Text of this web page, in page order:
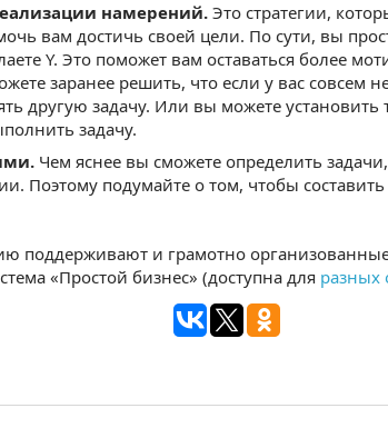
намерений. Это стратегии,
вам достичь своей цели. По сути, вы
Y. Это поможет вам оставаться более
заранее решить, что если у вас совсем
другую задачу. Или вы можете установить
задачу.
Чем яснее вы сможете определить
Поэтому подумайте о том, чтобы
поддерживают и грамотно
«Простой бизнес» (доступна для разных